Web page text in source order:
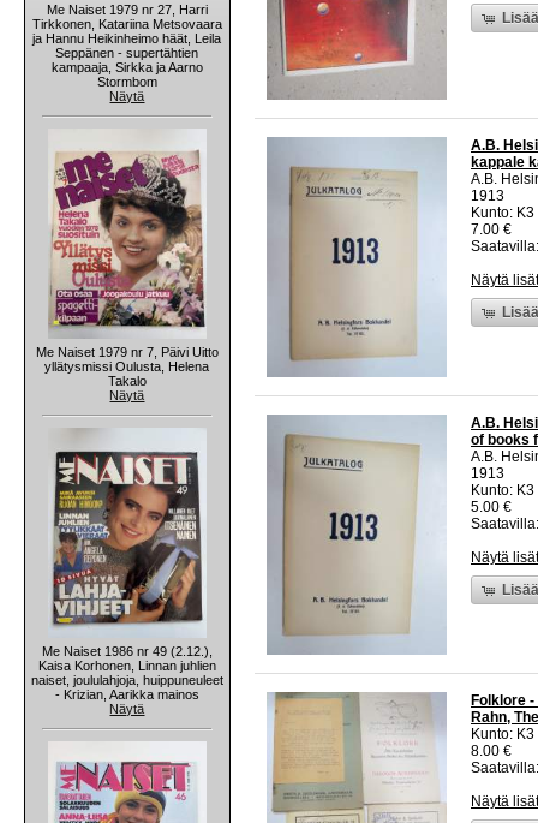
Me Naiset 1979 nr 27, Harri
Tirkkonen, Katariina Metsovaara
ja Hannu Heikinheimo häät, Leila
Seppänen - supertähtien
kampaaja, Sirkka ja Aarno
Stormbom
Näytä
Me Naiset 1979 nr 7, Päivi Uitto
yllätysmissi Oulusta, Helena
Takalo
Näytä
Me Naiset 1986 nr 49 (2.12.),
Kaisa Korhonen, Linnan juhlien
naiset, joululahjoja, huippuneuleet
- Krizian, Aarikka mainos
Näytä
A.B.
kappale
A.B.
1913
Kunto:
7.00 €
Näytä
A.B.
of books
A.B.
1913
Kunto:
5.00 €
Näytä
Folklore
Rahn,
Kunto:
8.00 €
Näytä